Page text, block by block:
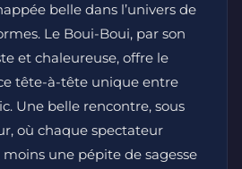
belle dans l’univers de
Le Boui-Boui, par son
et chaleureuse, offre le
tête-à-tête unique entre
Une belle rencontre, sous
où chaque spectateur
moins une pépite de sagesse